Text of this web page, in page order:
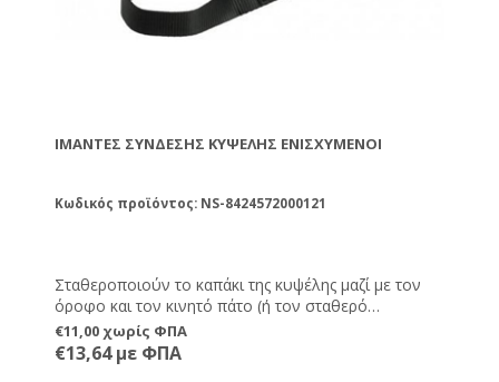
ΙΜΆΝΤΕΣ ΣΎΝΔΕΣΗΣ ΚΥΨΈΛΗΣ ΕΝΙΣΧΥΜΈΝΟΙ
Κωδικός προϊόντος: NS-8424572000121
Σταθεροποιούν το καπάκι της κυψέλης μαζί με τον
όροφο και τον κινητό πάτο (ή τον σταθερό
εμβρυοθάλαμο) κατά τη μεταφορά και κατά τη
διαμονή του μελισσοκομείου σε περιοχές με δυνατό
άνεμο που μπορεί να αποσπάσει το καπάκι. Μόλις
€11,00 χωρίς ΦΠΑ
€13,64 με ΦΠΑ